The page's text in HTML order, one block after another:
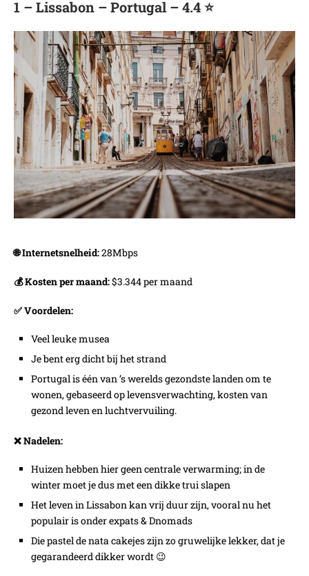
1 – Lissabon – Portugal – 4.4 ⭐️
🌐 Internetsnelheid:28Mbps
💰 Kosten per maand:$3.344 per maand
✅ Voordelen:
Veel leuke musea
Je bent erg dicht bij het strand
Portugal is één van ’s werelds gezondste landen om te
wonen, gebaseerd op levensverwachting, kosten van
gezond leven en luchtvervuiling.
❌ Nadelen:
Huizen hebben hier geen centrale verwarming; in de
winter moet je dus met een dikke trui slapen
Het leven in Lissabon kan vrij duur zijn, vooral nu het
populair is onder expats & Dnomads
Die pastel de nata cakejes zijn zo gruwelijke lekker, dat je
gegarandeerd dikker wordt 😉